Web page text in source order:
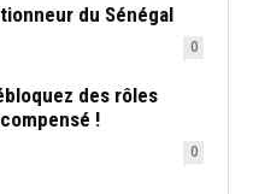
du Sénégal
0
des rôles
!
0